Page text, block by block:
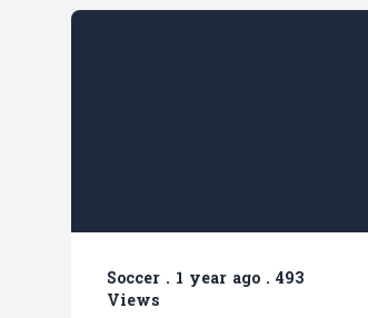
Soccer . 1 year ago . 493
Views